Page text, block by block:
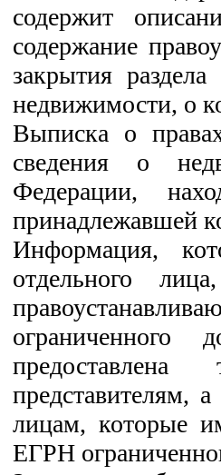
содержит
содержание
закрытия
недвижимости, о
Выписка о
сведения о
Федерации,
принадлежавшей
Информация,
отдельного
представителям,
лицам, которые
ЕГРН